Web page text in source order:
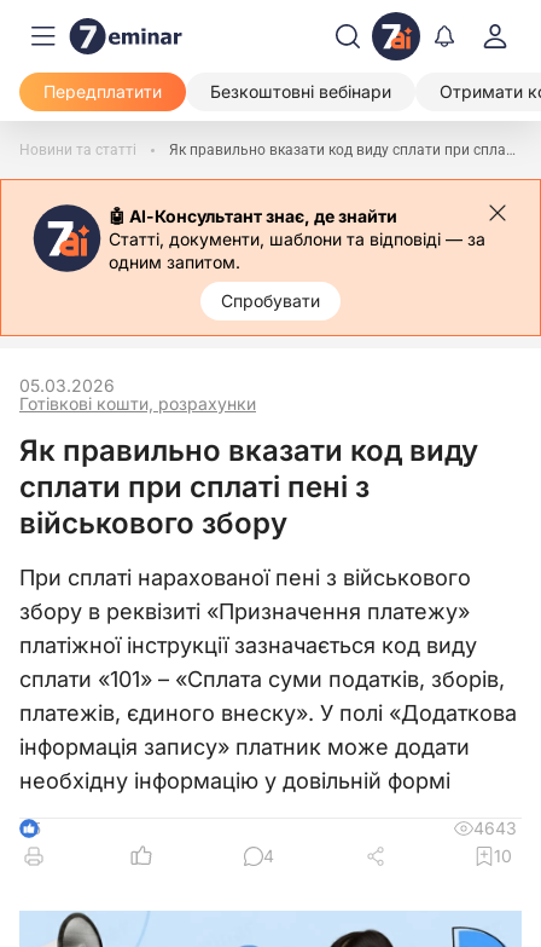
Передплатити Безкоштовні вебінари Отримати
Новини та статті Як правильно вказати код виду сплати при сплаті пені з військового збору
🤖 АІ-Консультант знає, де знайти
Статті, документи, шаблони та відповіді — за
одним запитом.
Спробувати
Готівкові кошти, розрахунки
05.03.2026
Як правильно вказати код виду
сплати при сплаті пені з
військового збору
При сплаті нарахованої пені з військового
збору в реквізиті «Призначення платежу»
платіжної інструкції зазначається код виду
сплати «101» – «Сплата суми податків, зборів,
платежів, єдиного внеску». У полі «Додаткова
інформація запису» платник може додати
необхідну інформацію у довільній формі
5
4643
4
10